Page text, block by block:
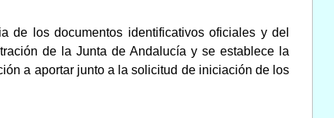
de los documentos identificativos oficiales y del
de la Junta de Andalucía y se establece la
a aportar junto a la solicitud de iniciación de los